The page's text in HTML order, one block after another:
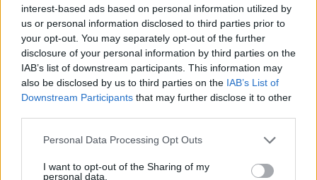
interest-based ads based on personal information utilized by
us or personal information disclosed to third parties prior to
your opt-out. You may separately opt-out of the further
disclosure of your personal information by third parties on the
IAB’s list of downstream participants. This information may
also be disclosed by us to third parties on the IAB’s List of
Downstream Participants that may further disclose it to other
Please note that this website/app uses one or more Google
not limited to your visit or usage behaviour. You may click to
Personal Data Processing Opt Outs
I want to opt-out of the Sharing of my
personal data.